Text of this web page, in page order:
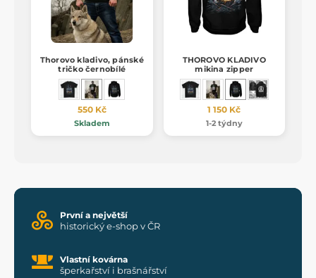
Thorovo kladivo, pánské
tričko černobílé
550 Kč
Skladem
THOROVO KLADIVO
mikina zipper
1 150 Kč
1-2 týdny
První a největší
historický e-shop v ČR
Vlastní kovárna
šperkařství i brašnářství